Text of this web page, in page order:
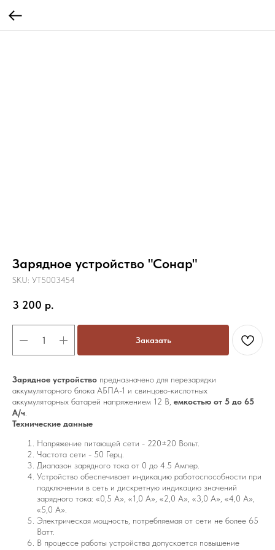
Зарядное устройство "Сонар"
SKU: УТ5003454
3 200 р.
Заказать
Зарядное устройство предназначено для перезарядки
аккумуляторного блока АБПА-1 и свинцово-кислотных
аккумуляторных батарей напряжением 12 В, емкостью от 5 до 65
А/ч
Технические данные
Напряжение питающей сети - 220±20 Вольт.
Частота сети - 50 Герц.
Диапазон зарядного тока от 0 до 4.5 Ампер.
Устройство обеспечивает индикацию работоспособности при
подключении в сеть и дискретную индикацию значений
зарядного тока: «0,5 А», «1,0 А», «2,0 А», «3,0 А», «4,0 А»,
«5,0 А».
Электрическая мощность, потребляемая от сети не более 65
Ватт.
В процессе работы устройства допускается повышение